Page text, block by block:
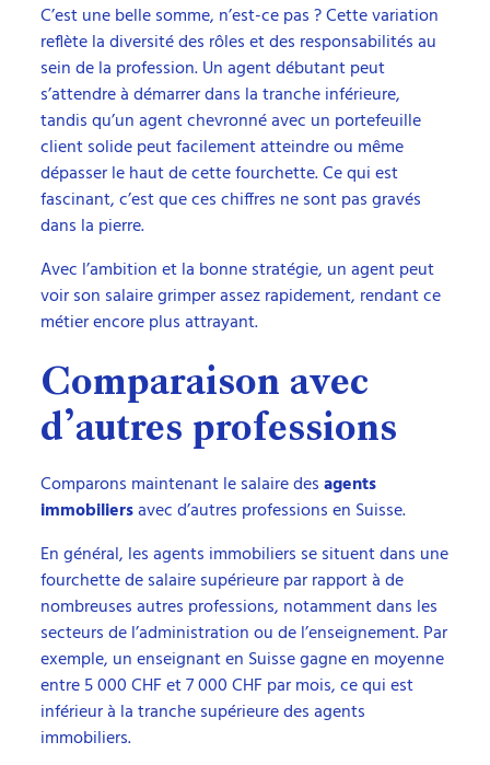
C’est une belle somme, n’est-ce pas ? Cette variation
reflète la diversité des rôles et des responsabilités au
sein de la profession. Un agent débutant peut
s’attendre à démarrer dans la tranche inférieure,
tandis qu’un agent chevronné avec un portefeuille
client solide peut facilement atteindre ou même
dépasser le haut de cette fourchette. Ce qui est
fascinant, c’est que ces chiffres ne sont pas gravés
dans la pierre.
Avec l’ambition et la bonne stratégie, un agent peut
voir son salaire grimper assez rapidement, rendant ce
métier encore plus attrayant.
Comparaison avec
d’autres professions
Comparons maintenant le salaire desagents
immobiliersavec d’autres professions en Suisse.
En général, les agents immobiliers se situent dans une
fourchette de salaire supérieure par rapport à de
nombreuses autres professions, notamment dans les
secteurs de l’administration ou de l’enseignement. Par
exemple, un enseignant en Suisse gagne en moyenne
entre 5 000 CHF et 7 000 CHF par mois, ce qui est
inférieur à la tranche supérieure des agents
immobiliers.